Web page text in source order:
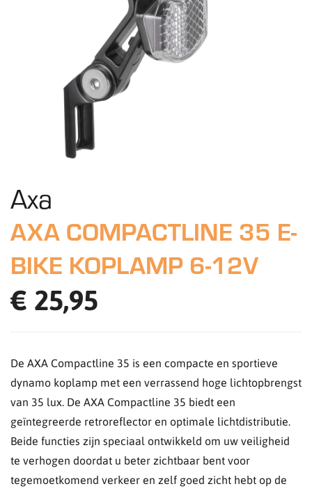
Axa
AXA COMPACTLINE 35 E-
BIKE KOPLAMP 6-12V
€ 25,95
De AXA Compactline 35 is een compacte en sportieve
dynamo koplamp met een verrassend hoge lichtopbrengst
van 35 lux. De AXA Compactline 35 biedt een
geïntegreerde retroreflector en optimale lichtdistributie.
Beide functies zijn speciaal ontwikkeld om uw veiligheid
te verhogen doordat u beter zichtbaar bent voor
tegemoetkomend verkeer en zelf goed zicht hebt op de